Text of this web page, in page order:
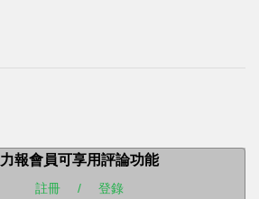
力報會員可享用評論功能
註冊 / 登錄